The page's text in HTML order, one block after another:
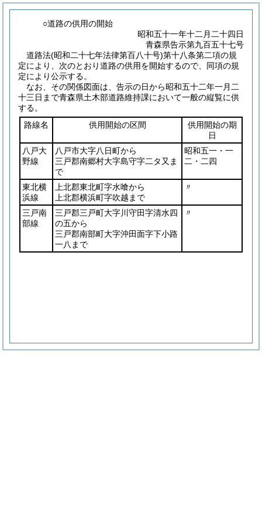
○道路の供用の開始
昭和五十一年十二月二十四日
青森県告示第九百五十七号
道路法(昭和二十七年法律第百八十号)第十八条第二項の規
定により、次のとおり道路の供用を開始するので、同項の規
定により公示する。
なお、その関係図面は、告示の日から昭和五十二年一月二
十三日まで青森県土木部道路維持課において一般の縦覧に供
する。
路線名
供用開始の区間
供用開始の期
日
八戸大
野線
八戸市大字八日町から
三戸郡南郷村大字島守字二タ又ま
で
昭和五一・一
二・二四
東北横
浜線
上北郡東北町字水喰から
上北郡横浜町字吹越まで
〃
三戸南
部線
三戸郡三戸町大字川守田字清水四
の五から
三戸郡南部町大字沖田面字下小路
一八まで
〃